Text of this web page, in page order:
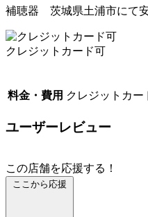
補聴器 茨城県土浦市にて
クレジットカード可
料金・費用 クレジットカー
ユーザーレビュー
この店舗を応援する！
ここから応援